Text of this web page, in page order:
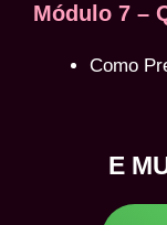
Módulo 7 –
Como
E